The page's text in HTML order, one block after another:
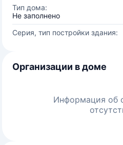
Тип дома:
Не заполнено
Серия, тип постройки здания:
Организации в доме
Информация об